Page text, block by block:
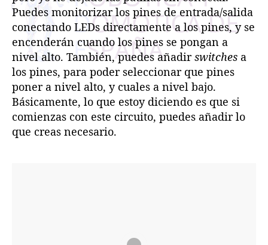
Puedes monitorizar los pines de entrada/salida
conectando LEDs directamente a los pines, y se
encenderán cuando los pines se pongan a
nivel alto. También, puedes añadirswitches a
los pines, para poder seleccionar que pines
poner a nivel alto, y cuales a nivel bajo.
Básicamente, lo que estoy diciendo es que si
comienzas con este circuito, puedes añadir lo
que creas necesario.